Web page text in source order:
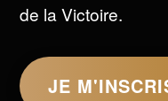
de la Victoire.
JE